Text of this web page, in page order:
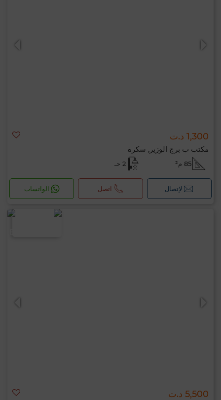
1,300 د.ت
مكتب ب برج الوزير, سكرة
85 م² 2 حـ
لإتصال اتصل الواتساب
5,500 د.ت